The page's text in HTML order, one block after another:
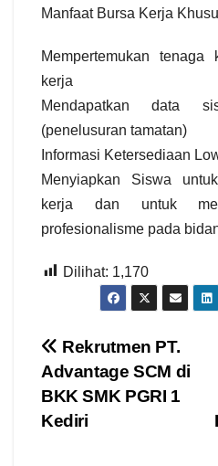
Manfaat Bursa Kerja
Mempertemukan tenaga
kerja
Mendapatkan data
(penelusuran tamatan)
Informasi Ketersediaan
Menyiapkan Siswa
kerja dan untuk
profesionalisme pada
Dilihat: 1,170
Navigasi
pos
Rekrutmen PT.
Advantage SCM di
BKK SMK PGRI 1
Kediri